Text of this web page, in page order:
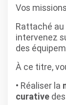
Vos missions
Rattaché au
intervenez
des
À ce titre,
Réaliser la
curative